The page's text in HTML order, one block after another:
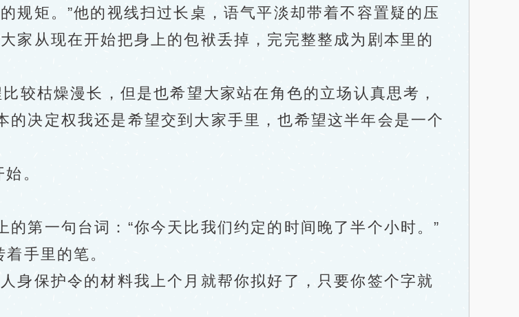
矩。”他的视线扫过长桌，语气平淡却带着不容置疑的压
家从现在开始把身上的包袱丢掉，完完整整成为剧本里的
枯燥漫长，但是也希望大家站在角色的立场认真思考，
决定权我还是希望交到大家手里，也希望这半年会是一个
。
一句台词：“你今天比我们约定的时间晚了半个小时。”
手里的笔。
保护令的材料我上个月就帮你拟好了，只要你签个字就